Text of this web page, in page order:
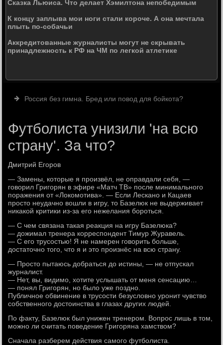
Сказка Льюиса. Что делает Хэмилтона непобедимым
К концу заплыва мои ноги стали короче. А она мечтала
плыть по-собачьи
Аккредитованные журналисты могут не скрывать
принадлежность к РФ на ЧМ по легкой атлетике
Россия без гимна. Бред или повод для бойкота?
Футболиста унизили 'на всю
страну'. За что?
Дмитрий Егоров
— Замены, которые я произвёл, не оправдали себя, —
говорил Григорян в эфире «Матч ТВ» после минимального
поражения от «Локомотива». — Если Лескано и Кацаев
просто неудачно вошли в игру, то Базелюк не выдерживает
никакой критики из-за его нежелания бороться.
— С чем связана такая реакция на игру Базелюка?
— дожимал тренера корреспондент Тимур Журавель.
— С его трусостью! Я не намерен говорить больше,
достаточно того, что я и это произнёс на всю страну.
— Просто пытаюсь добраться до истины, — не отпускал
журналист.
— Нет, вы, видимо, хотите услышать от меня сенсацию…
— понял Григорян, но было уже поздно.
Публичное обвинение в трусости безусловно уронит чувство
собственного достоинства в глазах других людей.
По факту, Базелюк был унижен тренером. Вопрос лишь в том,
можно ли считать поведение Григоряна хамством?
Сначала разберем действия самого футболиста.